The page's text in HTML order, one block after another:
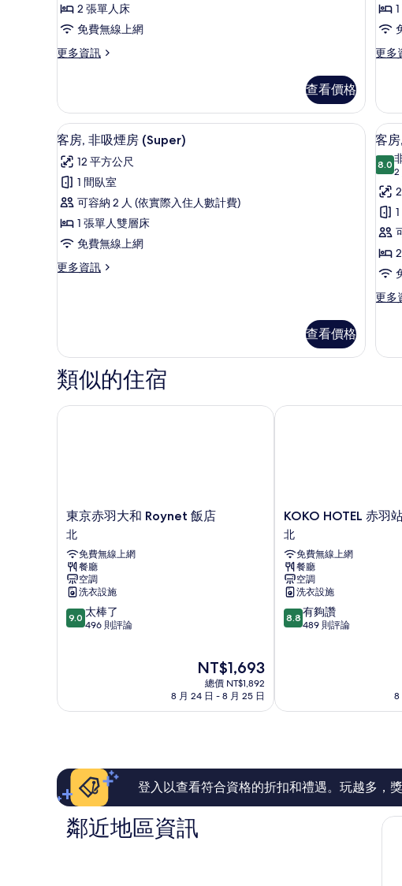
吸
煙
房
所
有
相
片
2 張單人床
免費無線上網
更多資訊
更
房,
非
吸
房
(Compact)
的
詳
情
查看價格
煙
房
有
相
片
更多
更
非
吸
煙
詳
情
顯
示
客
房,
非
吸
房
有
相
片
書桌、筆電工作空間、隔音、免費無線上網
6
客房, 非吸煙房 (Super)
12 平方公尺
1 間臥室
可容納 2 人 (依實際入住人數計費)
1 張單人雙層床
免費無線上網
更多資訊
更
煙
房
(Super)
的
詳
查看價格
顯
示
客
房,
非
吸
煙
房,
相
房
6
客
8.0
8.02
更多
更
非
相
類似的住宿
東
京
赤
羽
大
和
Roynet
飯
店
東京赤羽大和 Roynet 飯店
北
免費無線上網
餐廳
空調
洗衣設施
9.0
分，
棒
評
論
9.0 太棒了
496 則評論
現
在
價
NT$1,693
總價 NT$1,892
8 月 24 日 - 8 月 25 日
東京赤羽大和 Roynet 飯店
KOKO
HOTEL
赤
羽
站
前
北
KOKO HOTEL 赤羽
北
免費無線上網
餐廳
空調
洗衣設施
8.8
分，
夠
評
論
8.8 有夠讚
489 則評論
8
KOKO HOTEL 赤羽站前
登入以查看符合資格的折扣和禮遇。玩越多，
鄰近地區資訊